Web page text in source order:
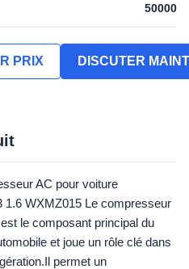
50000
PRIX DISCUTER
AC pour voiture
1.6 WXMZ015 Le compresseur
le composant principal du
et joue un rôle clé dans
permet un